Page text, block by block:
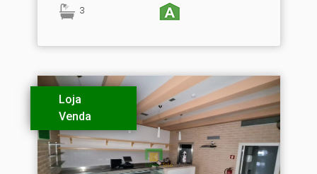
3
Loja
Venda